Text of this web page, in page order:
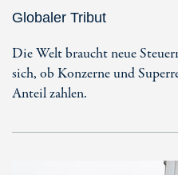
Globaler Tribut
Die Welt braucht neue
sich, ob Konzerne und
Anteil zahlen.